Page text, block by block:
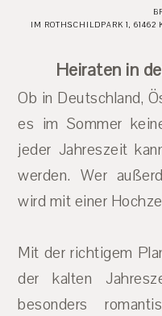
IM ROTHSCHILDPARK 1, 61462
Heiraten in
Ob in Deutschland,
es im Sommer
jeder Jahreszeit
werden. Wer
wird mit einer
Mit der richtigem
der kalten
besonders